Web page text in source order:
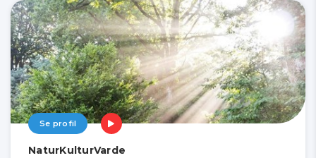
Se profil
NaturKulturVarde